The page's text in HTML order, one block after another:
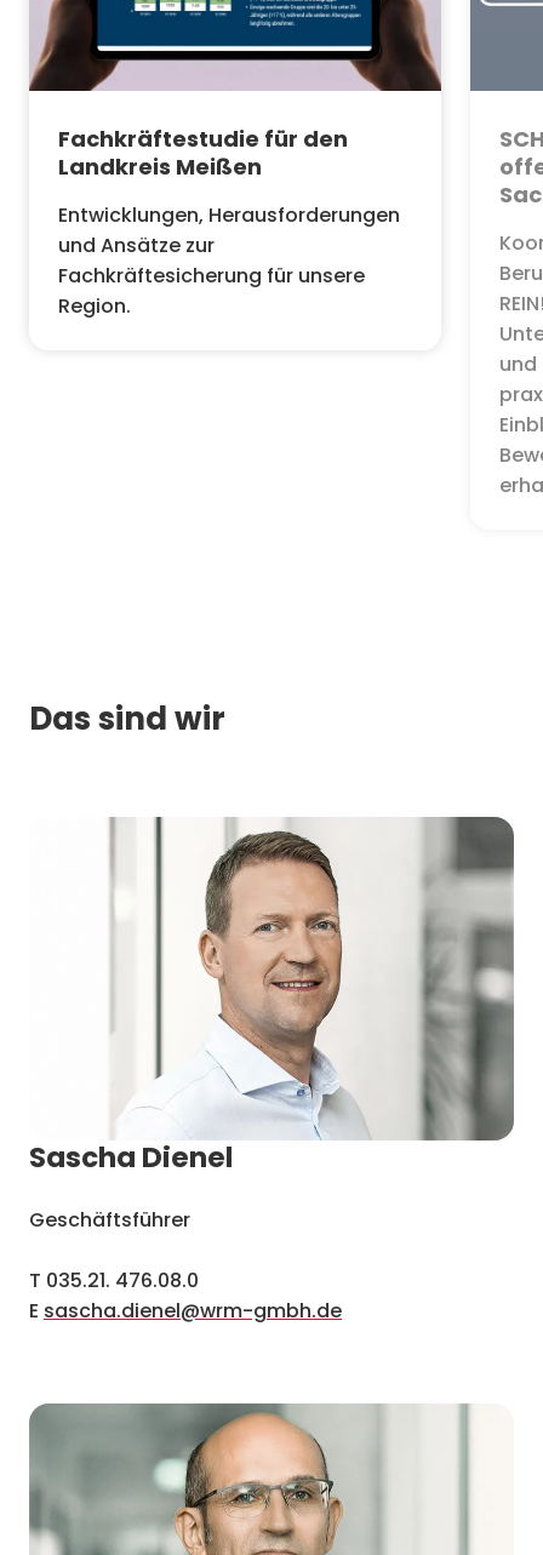
Fachkräftestudie für den
Landkreis Meißen
Entwicklungen, Herausforderungen
und Ansätze zur
Fachkräftesicherung für unsere
Region.
und
Das sind wir
Sascha Dienel
Geschäftsführer
T 035.21. 476.08.0
E sascha.dienel@wrm-gmbh.de